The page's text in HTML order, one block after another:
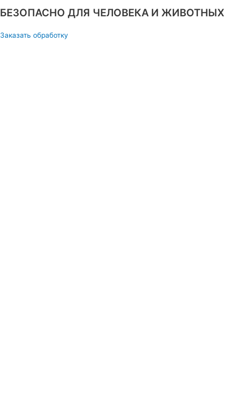
БЕЗОПАСНО ДЛЯ ЧЕЛОВЕКА И ЖИВОТНЫХ
Заказать обработку